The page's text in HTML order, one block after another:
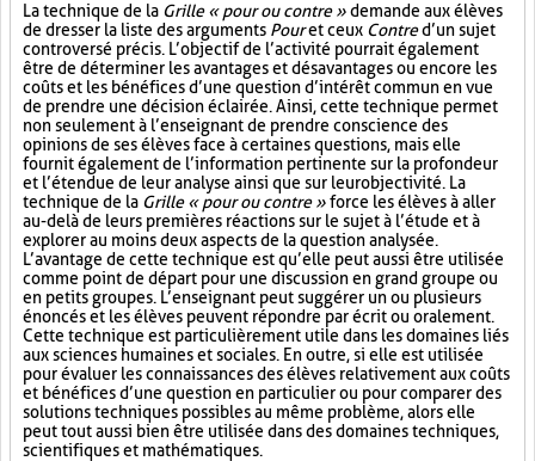
La technique de la Grille « pour ou contre »demande aux élèves
de dresser la liste des arguments Pouret ceux Contred’un sujet
controversé précis. L’objectif de l’activité pourrait également
être de déterminer les avantages et désavantages ou encore les
coûts et les bénéfices d’une question d’intérêt commun en vue
de prendre une décision éclairée. Ainsi, cette technique permet
non seulement à l’enseignant de prendre conscience des
opinions de ses élèves face à certaines questions, mais elle
fournit également de l’information pertinente sur la profondeur
et l’étendue de leur analyse ainsi que sur leur objectivité. La
technique de la Grille « pour ou contre »force les élèves à aller
au-delà de leurs premières réactions sur le sujet à l’étude et à
explorer au moins deux aspects de la question analysée.
L’avantage de cette technique est qu’elle peut aussi être utilisée
comme point de départ pour une discussion en grand groupe ou
en petits groupes. L’enseignant peut suggérer un ou plusieurs
énoncés et les élèves peuvent répondre par écrit ou oralement.
Cette technique est particulièrement utile dans les domaines liés
aux sciences humaines et sociales. En outre, si elle est utilisée
pour évaluer les connaissances des élèves relativement aux coûts
et bénéfices d’une question en particulier ou pour comparer des
solutions techniques possibles au même problème, alors elle
peut tout aussi bien être utilisée dans des domaines techniques,
scientifiques et mathématiques.